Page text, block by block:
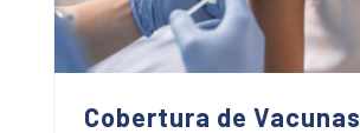
Cobertura de Vacunas